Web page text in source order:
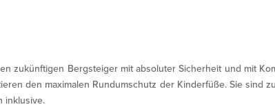
zukünftigen Bergsteiger mit absoluter Sicherheit und mit
den maximalen Rundumschutz der Kinderfüße. Sie sind
inklusive.